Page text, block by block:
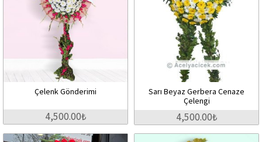
Çelenk Gönderimi
4,500.00₺
Sarı Beyaz Gerbera Cenaze
Çelengi
4,500.00₺